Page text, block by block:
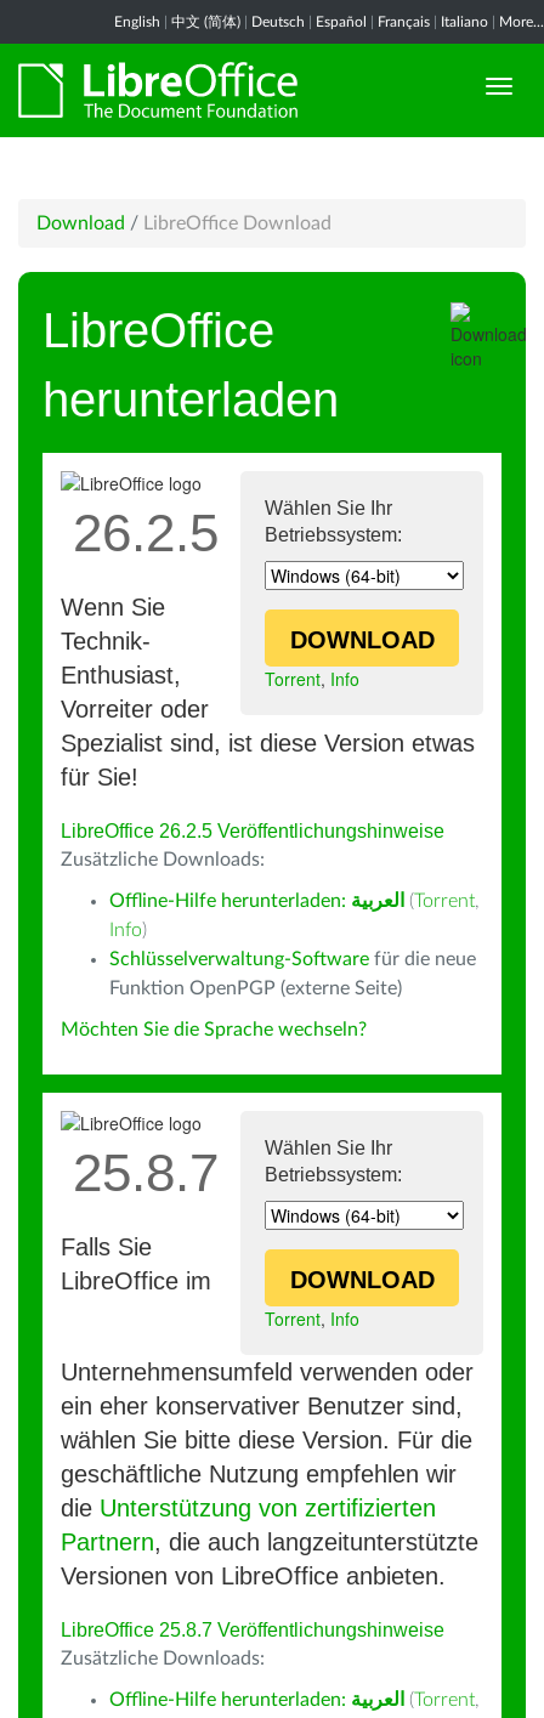
English 中文 (简体) Deutsch Español Français Italiano More...
Download / LibreOffice Download
LibreOffice
herunterladen
Wählen Sie Ihr
Betriebssystem:
DOWNLOAD
Torrent, Info
26.2.5
Wenn Sie
Technik-
Enthusiast,
Vorreiter oder
Spezialist sind, ist diese Version etwas
für Sie!
LibreOffice 26.2.5 Veröffentlichungshinweise
Zusätzliche Downloads:
Offline-Hilfe herunterladen: العربية (Torrent,
Info)
Schlüsselverwaltung-Software für die neue
Funktion OpenPGP (externe Seite)
Möchten Sie die Sprache wechseln?
Wählen Sie Ihr
Betriebssystem:
DOWNLOAD
Torrent, Info
25.8.7
Falls Sie
LibreOffice im
Unternehmensumfeld verwenden oder
ein eher konservativer Benutzer sind,
wählen Sie bitte diese Version. Für die
geschäftliche Nutzung empfehlen wir
die Unterstützung von zertifizierten
Partnern, die auch langzeitunterstützte
Versionen von LibreOffice anbieten.
LibreOffice 25.8.7 Veröffentlichungshinweise
Zusätzliche Downloads:
Offline-Hilfe herunterladen: العربية (Torrent,